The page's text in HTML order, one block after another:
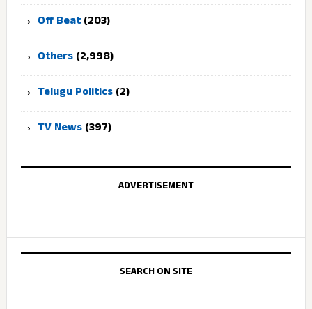
Off Beat(203)
Others(2,998)
Telugu Politics(2)
TV News(397)
ADVERTISEMENT
SEARCH ON SITE